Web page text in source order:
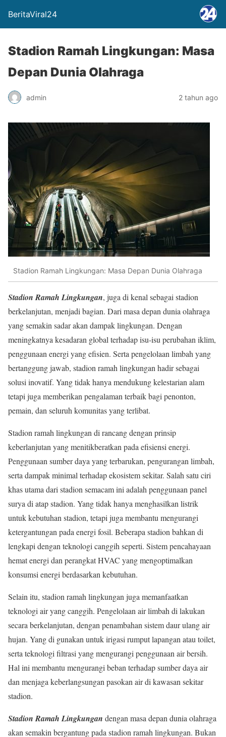
BeritaViral24
Stadion Ramah Lingkungan: Masa
Depan Dunia Olahraga
admin 2 tahun ago
Stadion Ramah Lingkungan: Masa Depan Dunia Olahraga
Stadion Ramah Lingkungan, juga di kenal sebagai stadion
berkelanjutan, menjadi bagian. Dari masa depan dunia olahraga
yang semakin sadar akan dampak lingkungan. Dengan
meningkatnya kesadaran global terhadap isu-isu perubahan iklim,
penggunaan energi yang efisien. Serta pengelolaan limbah yang
bertanggung jawab, stadion ramah lingkungan hadir sebagai
solusi inovatif. Yang tidak hanya mendukung kelestarian alam
tetapi juga memberikan pengalaman terbaik bagi penonton,
pemain, dan seluruh komunitas yang terlibat.
Stadion ramah lingkungan di rancang dengan prinsip
keberlanjutan yang menitikberatkan pada efisiensi energi.
Penggunaan sumber daya yang terbarukan, pengurangan limbah,
serta dampak minimal terhadap ekosistem sekitar. Salah satu ciri
khas utama dari stadion semacam ini adalah penggunaan panel
surya di atap stadion. Yang tidak hanya menghasilkan listrik
untuk kebutuhan stadion, tetapi juga membantu mengurangi
ketergantungan pada energi fosil. Beberapa stadion bahkan di
lengkapi dengan teknologi canggih seperti. Sistem pencahayaan
hemat energi dan perangkat HVAC yang mengoptimalkan
konsumsi energi berdasarkan kebutuhan.
Selain itu, stadion ramah lingkungan juga memanfaatkan
teknologi air yang canggih. Pengelolaan air limbah di lakukan
secara berkelanjutan, dengan penambahan sistem daur ulang air
hujan. Yang di gunakan untuk irigasi rumput lapangan atau toilet,
serta teknologi filtrasi yang mengurangi penggunaan air bersih.
Hal ini membantu mengurangi beban terhadap sumber daya air
dan menjaga keberlangsungan pasokan air di kawasan sekitar
stadion.
Stadion Ramah Lingkungan dengan masa depan dunia olahraga
akan semakin bergantung pada stadion ramah lingkungan. Bukan